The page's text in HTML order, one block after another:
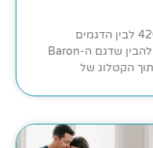
מי שמתלבט בין דגם ברויל קינג 420 לבין הדגמים
האחרים בטווח המחיר שלו, צריך להבין שדגם ה-Baron